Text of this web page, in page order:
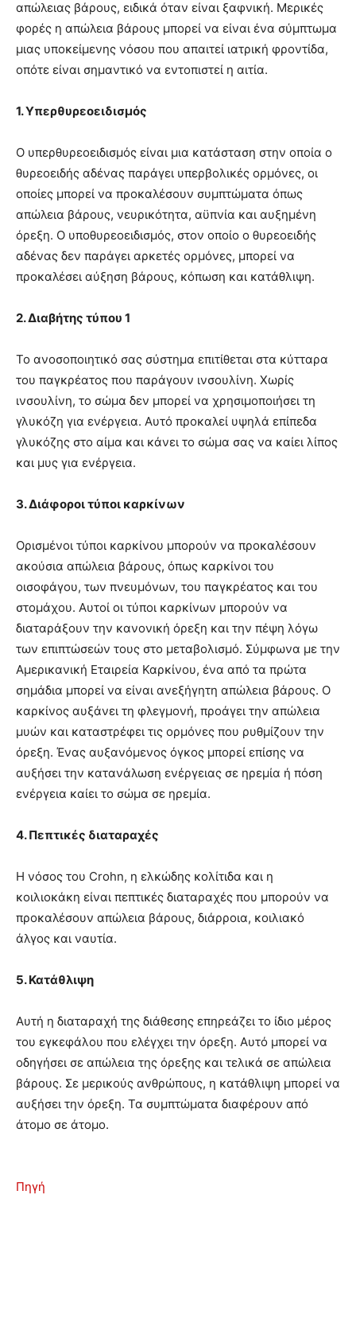
απώλειας βάρους, ειδικά όταν είναι ξαφνική. Μερικές
φορές η απώλεια βάρους μπορεί να είναι ένα σύμπτωμα
μιας υποκείμενης νόσου που απαιτεί ιατρική φροντίδα,
οπότε είναι σημαντικό να εντοπιστεί η αιτία.
1. Υπερθυρεοειδισμός
Ο υπερθυρεοειδισμός είναι μια κατάσταση στην οποία ο
θυρεοειδής αδένας παράγει υπερβολικές ορμόνες, οι
οποίες μπορεί να προκαλέσουν συμπτώματα όπως
απώλεια βάρους, νευρικότητα, αϋπνία και αυξημένη
όρεξη. Ο υποθυρεοειδισμός, στον οποίο ο θυρεοειδής
αδένας δεν παράγει αρκετές ορμόνες, μπορεί να
προκαλέσει αύξηση βάρους, κόπωση και κατάθλιψη.
2. Διαβήτης τύπου 1
Το ανοσοποιητικό σας σύστημα επιτίθεται στα κύτταρα
του παγκρέατος που παράγουν ινσουλίνη. Χωρίς
ινσουλίνη, το σώμα δεν μπορεί να χρησιμοποιήσει τη
γλυκόζη για ενέργεια. Αυτό προκαλεί υψηλά επίπεδα
γλυκόζης στο αίμα και κάνει το σώμα σας να καίει λίπος
και μυς για ενέργεια.
3. Διάφοροι τύποι καρκίνων
Ορισμένοι τύποι καρκίνου μπορούν να προκαλέσουν
ακούσια απώλεια βάρους, όπως καρκίνοι του
οισοφάγου, των πνευμόνων, του παγκρέατος και του
στομάχου. Αυτοί οι τύποι καρκίνων μπορούν να
διαταράξουν την κανονική όρεξη και την πέψη λόγω
των επιπτώσεών τους στο μεταβολισμό. Σύμφωνα με την
Αμερικανική Εταιρεία Καρκίνου, ένα από τα πρώτα
σημάδια μπορεί να είναι ανεξήγητη απώλεια βάρους. Ο
καρκίνος αυξάνει τη φλεγμονή, προάγει την απώλεια
μυών και καταστρέφει τις ορμόνες που ρυθμίζουν την
όρεξη. Ένας αυξανόμενος όγκος μπορεί επίσης να
αυξήσει την κατανάλωση ενέργειας σε ηρεμία ή πόση
ενέργεια καίει το σώμα σε ηρεμία.
4. Πεπτικές διαταραχές
Η νόσος του Crohn, η ελκώδης κολίτιδα και η
κοιλιοκάκη είναι πεπτικές διαταραχές που μπορούν να
προκαλέσουν απώλεια βάρους, διάρροια, κοιλιακό
άλγος και ναυτία.
5. Κατάθλιψη
Αυτή η διαταραχή της διάθεσης επηρεάζει το ίδιο μέρος
του εγκεφάλου που ελέγχει την όρεξη. Αυτό μπορεί να
οδηγήσει σε απώλεια της όρεξης και τελικά σε απώλεια
βάρους. Σε μερικούς ανθρώπους, η κατάθλιψη μπορεί να
αυξήσει την όρεξη. Τα συμπτώματα διαφέρουν από
άτομο σε άτομο.
Πηγή